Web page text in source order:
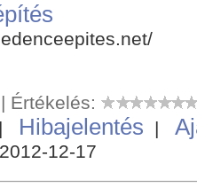
Értékelés:
Hibajelentés |
12-17